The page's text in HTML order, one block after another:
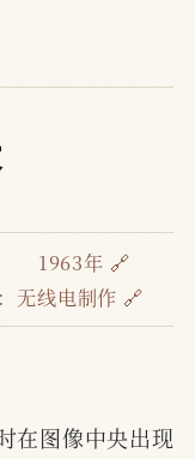
1963年 🔗
无线电制作 🔗
在图像中央出现